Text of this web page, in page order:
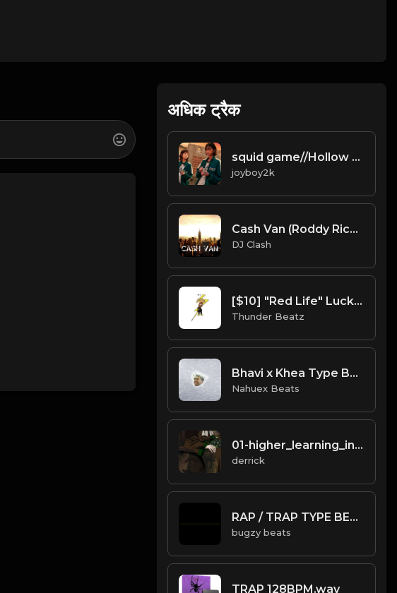
अधिक ट्रैक
squid game//Hollow Squad ☆ Bones ☆ Greaf Type Beat Prod. joyboy2k *free for nonprofit*
joyboy2k
Cash Van (Roddy Ricch ) (Prod. By Dj Clash)
DJ Clash
[$10] "Red Life" Lucki x Skrilla x Chuckyy x OT7 Type Beat
Thunder Beatz
Bhavi x Khea Type Beat | Prod. @NahuexBeats
Nahuex Beats
01-higher_learning_intro.mp3
derrick
RAP / TRAP TYPE BEAT - 2s
bugzy beats
TRAP 128BPM.wav